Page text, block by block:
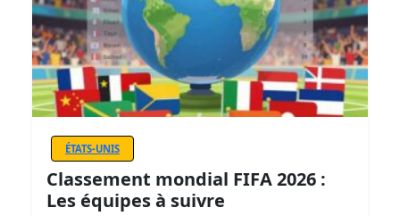
ÉTATS-UNIS
Classement mondial FIFA 2026 :
Les équipes à suivre